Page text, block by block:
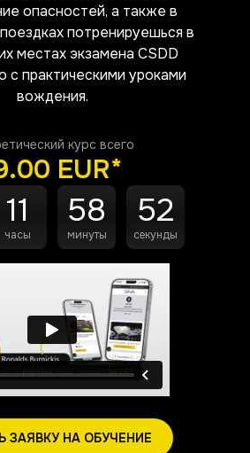
опасностей, а также в
потренируешься в
местах экзамена CSDD
с практическими уроками
вождения.
курс всего
EUR*
11
часы
58
минуты
51
секунды
ЗАЯВКУ НА ОБУЧЕНИЕ